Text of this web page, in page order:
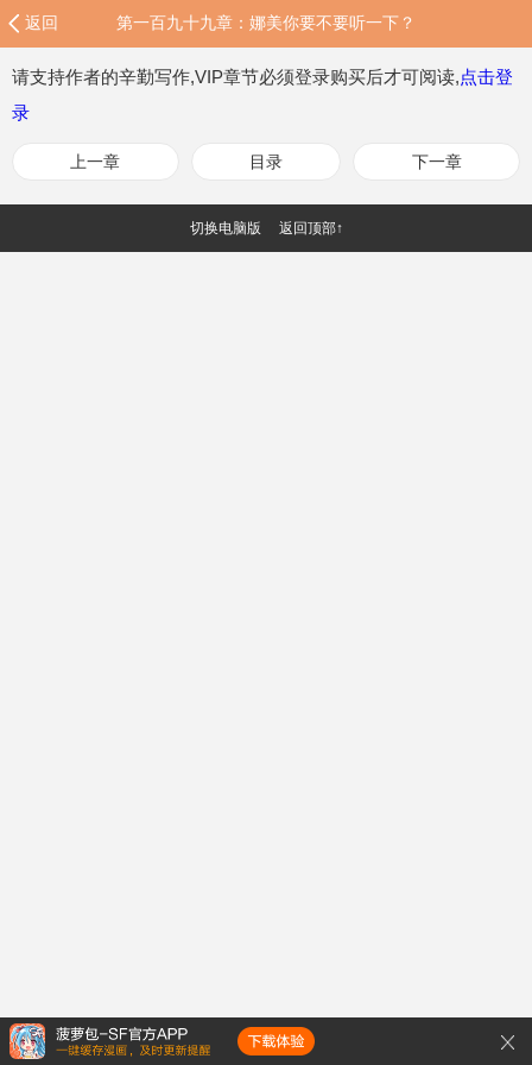
返回 第一百九十九章：娜美你要不要听一下？
请支持作者的辛勤写作,VIP章节必须登录购买后才可阅读,点击登
录
上一章 目录 下一章
切换电脑版 返回顶部↑